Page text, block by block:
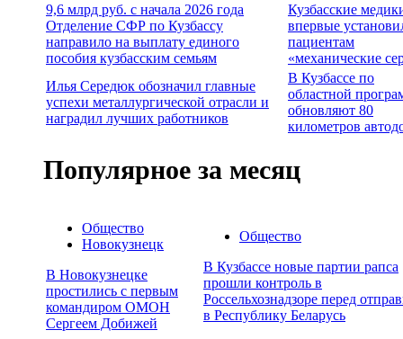
9,6 млрд руб. с начала 2026 года
Отделение СФР по Кузбассу
направило на выплату единого
пособия кузбасским семьям
Кузбасские
впервые
пациентам
«механические
Илья Середюк обозначил главные
успехи металлургической отрасли и
наградил лучших работников
В Кузбассе по
областной
обновляют 80
километров
Популярное за месяц
Общество
Новокузнецк
В Новокузнецке
простились с первым
командиром ОМОН
Сергеем Добижей
Общество
В Кузбассе новые партии рапса
прошли контроль в
Россельхознадзоре перед
в Республику Беларусь